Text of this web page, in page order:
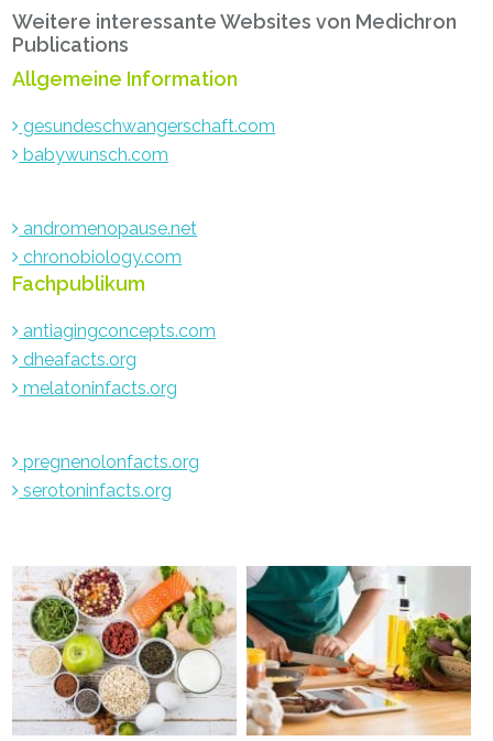
Weitere interessante Websites von Medichron
Publications
Allgemeine Information
gesundeschwangerschaft.com
babywunsch.com
andromenopause.net
chronobiology.com
Fachpublikum
antiagingconcepts.com
dheafacts.org
melatoninfacts.org
pregnenolonfacts.org
serotoninfacts.org